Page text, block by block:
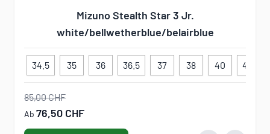
Mizuno Stealth Star 3 Jr.
white/bellwetherblue/belairblue
34.5 35 36 36.5 37 38 40 40.5
85,00 CHF
Ab 76,50 CHF